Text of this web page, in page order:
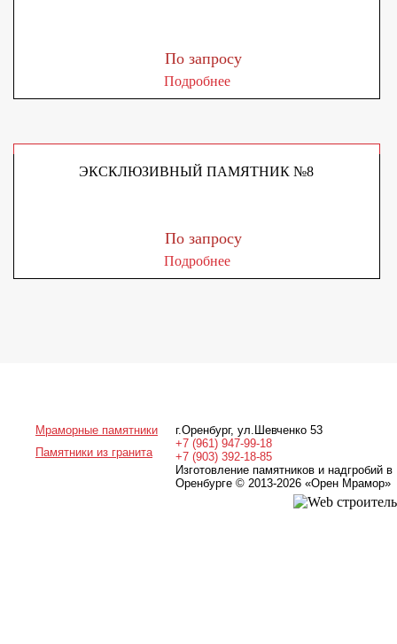
По запросу
Подробнее
ЭКСКЛЮЗИВНЫЙ ПАМЯТНИК №8
По запросу
Подробнее
Мраморные памятники
Памятники из гранита
г.Оренбург, ул.Шевченко 53
+7 (961) 947-99-18
+7 (903) 392-18-85
Изготовление памятников и надгробий в
Оренбурге © 2013-2026 «Орен Мрамор»